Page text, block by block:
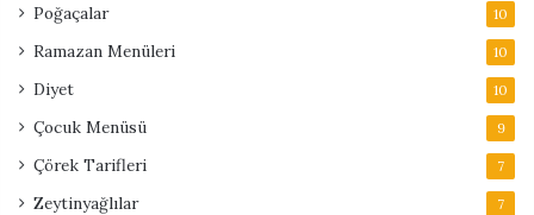
Poğaçalar 10
Ramazan Menüleri 10
Diyet 10
Çocuk Menüsü 9
Çörek Tarifleri 7
Zeytinyağlılar 7